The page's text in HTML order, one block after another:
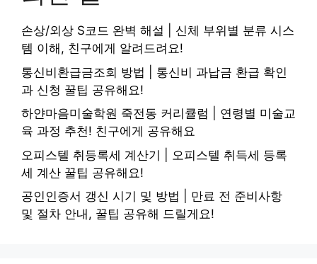
손상/외상 S코드 완벽 해설 | 신체 부위별 분류 시스
템 이해, 친구에게 알려드려요!
통신비환급금조회 방법 | 통신비 과납금 환급 확인
과 신청 꿀팁 공유해요!
하얀마음미술학원 죽전동 커리큘럼 | 연령별 미술교
육 과정 추천! 친구에게 공유해요
오피스텔 취등록세 계산기 | 오피스텔 취득세 등록
세 계산 꿀팁 공유해요!
공인인증서 갱신 시기 및 방법 | 만료 전 준비사항
및 절차 안내, 꿀팁 공유해 드릴게요!